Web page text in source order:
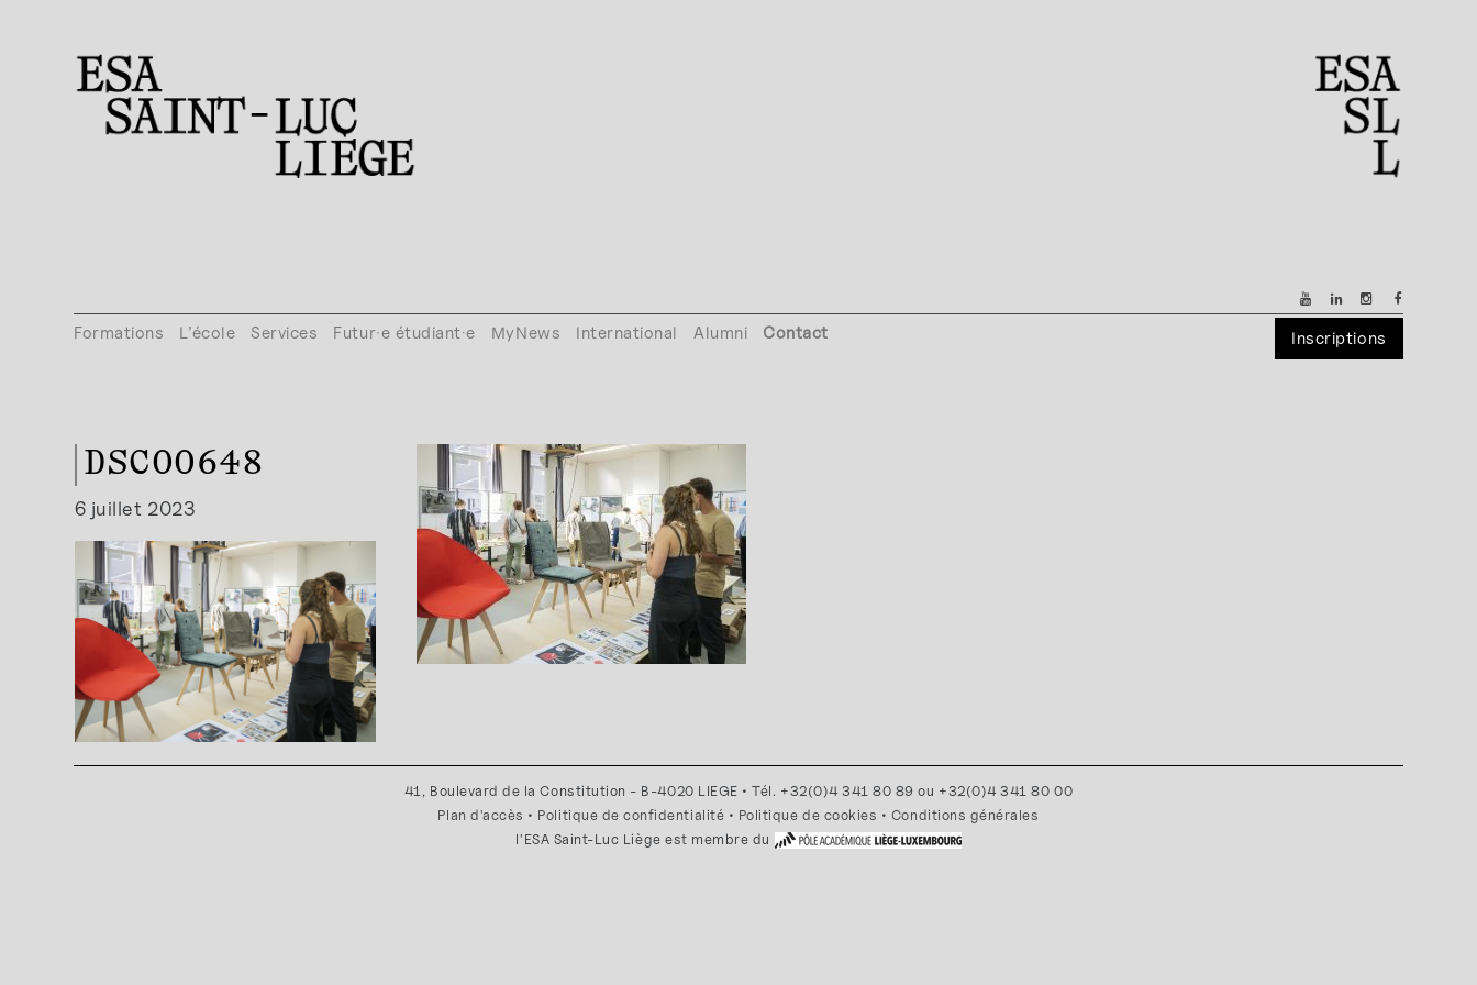
Formations L’école Services Futur·e étudiant·e MyNews International Alumni Contact Inscriptions
DSC00648
6 juillet 2023
41, Boulevard de la Constitution - B-4020 LIEGE • Tél. +32(0)4 341 80 89 ou +32(0)4 341 80 00
Plan d'accès • Politique de confidentialité • Politique de cookies • Conditions générales
l'ESA Saint-Luc Liège est membre du